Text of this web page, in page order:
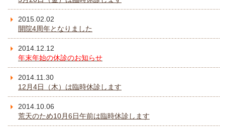
2015.02.02
開院4周年となりました
2014.12.12
年末年始の休診のお知らせ
2014.11.30
12月4日（木）は臨時休診します
2014.10.06
荒天のため10月6日午前は臨時休診します